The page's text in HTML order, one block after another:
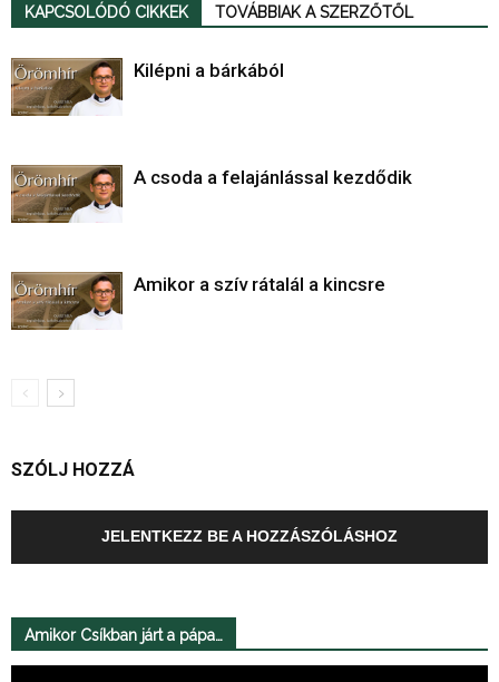
KAPCSOLÓDÓ CIKKEK TOVÁBBIAK A SZERZŐTŐL
Kilépni a bárkából
A csoda a felajánlással kezdődik
Amikor a szív rátalál a kincsre
SZÓLJ HOZZÁ
JELENTKEZZ BE A HOZZÁSZÓLÁSHOZ
Amikor Csíkban járt a pápa…